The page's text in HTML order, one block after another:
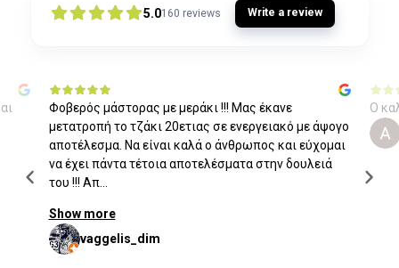
5.0160 reviews Write a review
Φοβερός μάστορας με μεράκι !!! Μας έκανε
μετατροπή το τζάκι 20ετιας σε ενεργειακό με άψογο
αποτέλεσμα. Να είναι καλά ο άνθρωπος και εύχομαι
να έχει πάντα τέτοια αποτελέσματα στην δουλειά
του !!! Απ...
Show more
vaggelis_dim
Ο